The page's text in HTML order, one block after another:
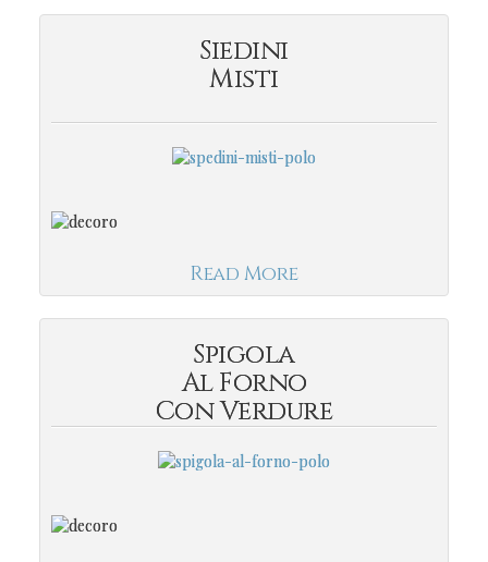
Siedini
Misti
Read More
Spigola
Al Forno
Con Verdure